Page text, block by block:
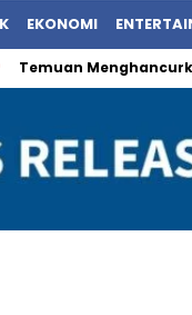
EKONOMI
Menghancurkan: 9